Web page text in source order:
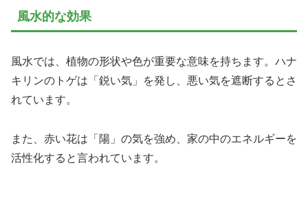
風水的な効果
風水では、植物の形状や色が重要な意味を持ちます。ハナ
キリンのトゲは「鋭い気」を発し、悪い気を遮断するとさ
れています。
また、赤い花は「陽」の気を強め、家の中のエネルギーを
活性化すると言われています。